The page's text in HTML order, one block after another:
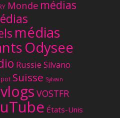
Monde médias
médias
Odysee
Russie Silvano
Suisse Sylvain
vlogs VOSTFR
États-Unis